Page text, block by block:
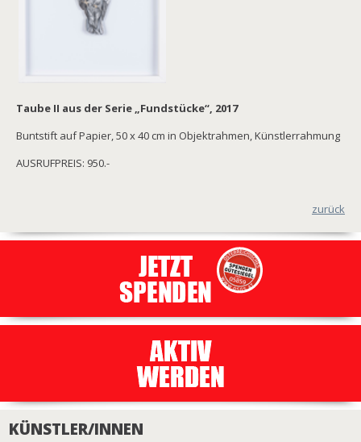
Taube II aus der Serie „Fundstücke“, 2017
Buntstift auf Papier, 50 x 40 cm in Objektrahmen, Künstlerrahmung
AUSRUFPREIS: 950.-
zurück
KÜNSTLER/INNEN